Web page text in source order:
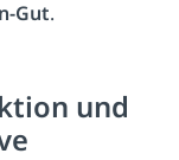
Gut.
und